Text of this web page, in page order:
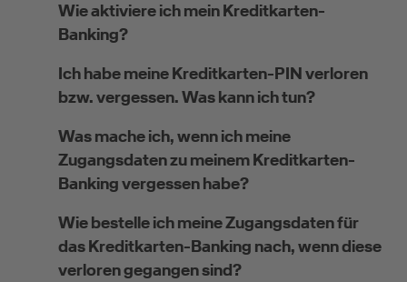
Wie aktiviere ich mein Kreditkarten-
Banking?
Ich habe meine Kreditkarten-PIN verloren
bzw. vergessen. Was kann ich tun?
Was mache ich, wenn ich meine
Zugangsdaten zu meinem Kreditkarten-
Banking vergessen habe?
Wie bestelle ich meine Zugangsdaten für
das Kreditkarten-Banking nach, wenn diese
verloren gegangen sind?
Selbstständige
(z.B. Gewerbetreibender, Handwerker,
Unternehmen
(z.B. e.K., Personengesellschaft (inkl. GbR),
GmbH)